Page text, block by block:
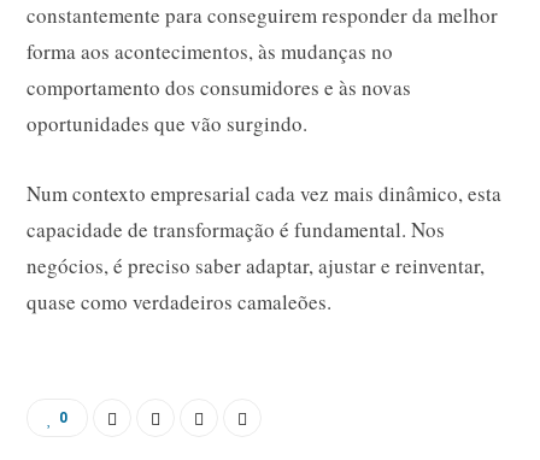
constantemente para conseguirem responder da melhor
forma aos acontecimentos, às mudanças no
comportamento dos consumidores e às novas
oportunidades que vão surgindo.
Num contexto empresarial cada vez mais dinâmico, esta
capacidade de transformação é fundamental. Nos
negócios, é preciso saber adaptar, ajustar e reinventar,
quase como verdadeiros camaleões.
0